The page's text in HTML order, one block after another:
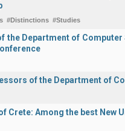
#Distinctions #Studies
the Department of
of the Department of
Crete: Among the best New